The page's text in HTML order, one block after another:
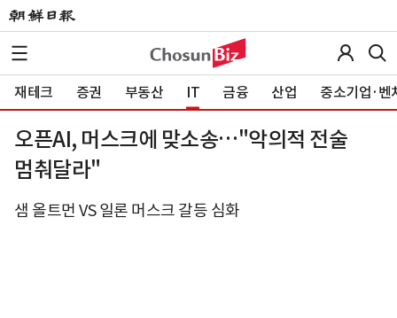
재테크 증권 부동산 IT 금융 산업 중소기업·벤
오픈AI, 머스크에 맞소송…"악의적 전술
멈춰달라"
샘 올트먼 VS 일론 머스크 갈등 심화